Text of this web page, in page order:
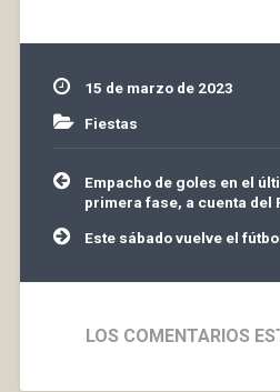
aquellas mujeres que
nos precedieron, pero
que nos…
15 de marzo de 2023
Fiestas
Navegación
de
entradas
Empacho de goles en el
primera fase, a cuenta del
Este sábado vuelve el
LOS COMENTARIOS